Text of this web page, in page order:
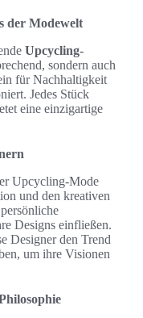
der Modewelt
Upcycling-
sondern auch
für Nachhaltigkeit
Jedes Stück
eine einzigartige
Upcycling-Mode
und den kreativen
Designs einfließen.
Designer den Trend
um ihre Visionen